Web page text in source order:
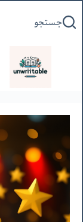
به
جستجو